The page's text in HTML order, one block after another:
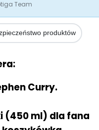
Team
produktów
Curry.
(450 ml) dla fana